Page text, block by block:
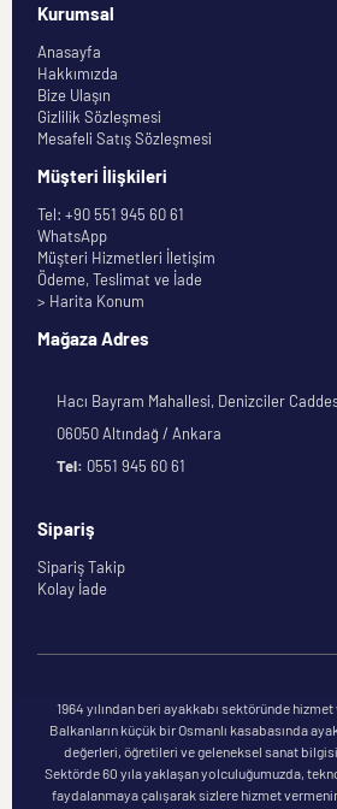
Kurumsal
Anasayfa
Hakkımızda
Bize Ulaşın
Gizlilik Sözleşmesi
Mesafeli Satış Sözleşmesi
Müşteri İlişkileri
Tel: +90 551 945 60 61
WhatsApp
Müşteri Hizmetleri İletişim
Ödeme, Teslimat ve İade
> Harita Konum
Mağaza Adres
Hacı Bayram Mahallesi, Denizciler
06050 Altındağ / Ankara
Tel: 0551 945 60 61
Sipariş
Sipariş Takip
Kolay İade
1964 yılından beri ayakkabı sektöründe
Balkanların küçük bir Osmanlı kasabasında
değerleri, öğretileri ve geleneksel sanat
Sektörde 60 yıla yaklaşan yolculuğumuzda,
faydalanmaya çalışarak sizlere hizmet